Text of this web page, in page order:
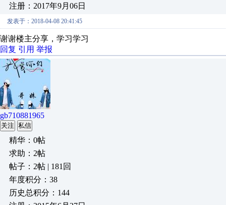
注册：2017年9月06日
发表于：2018-04-08 20:41:45
谢谢楼主分享，学习学习
回复 引用 举报
gb710881965
关注 私信
精华：0帖
求助：2帖
帖子：2帖 | 181回
年度积分：38
历史总积分：144